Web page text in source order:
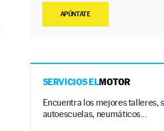
APÚNTATE
SERVICIOS ELMOTOR
Encuentra los mejores talleres,
autoescuelas, neumáticos…